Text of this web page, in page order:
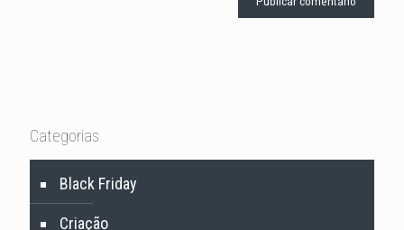
Categorias
Black Friday
Criação